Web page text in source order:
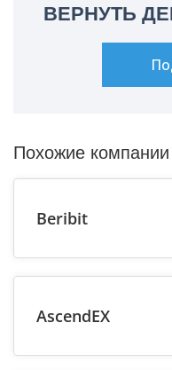
ВЕРНУТЬ
Похожие компании
Beribit
AscendEX